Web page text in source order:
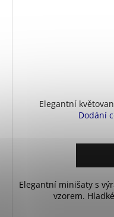
Elegantní
Dodání
Elegantní minišaty s
vzorem.